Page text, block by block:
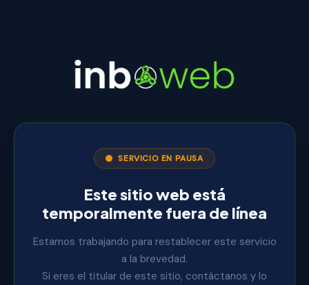
SERVICIO EN PAUSA
Este sitio web está
temporalmente fuera de línea
Estamos trabajando para restablecer este servicio
a la brevedad.
Si eres el titular de este sitio, contáctanos y lo